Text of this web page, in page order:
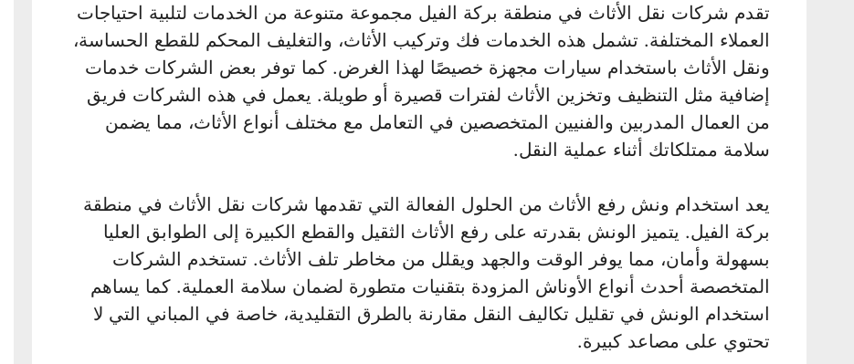
تقدم شركات نقل الأثاث في منطقة بركة الفيل مجموعة متنوعة من الخدمات لتلبية احتياجات
العملاء المختلفة. تشمل هذه الخدمات فك وتركيب الأثاث، والتغليف المحكم للقطع الحساسة،
ونقل الأثاث باستخدام سيارات مجهزة خصيصًا لهذا الغرض. كما توفر بعض الشركات خدمات
إضافية مثل التنظيف وتخزين الأثاث لفترات قصيرة أو طويلة. يعمل في هذه الشركات فريق
من العمال المدربين والفنيين المتخصصين في التعامل مع مختلف أنواع الأثاث، مما يضمن
سلامة ممتلكاتك أثناء عملية النقل.
يعد استخدام ونش رفع الأثاث من الحلول الفعالة التي تقدمها شركات نقل الأثاث في منطقة
بركة الفيل. يتميز الونش بقدرته على رفع الأثاث الثقيل والقطع الكبيرة إلى الطوابق العليا
بسهولة وأمان، مما يوفر الوقت والجهد ويقلل من مخاطر تلف الأثاث. تستخدم الشركات
المتخصصة أحدث أنواع الأوناش المزودة بتقنيات متطورة لضمان سلامة العملية. كما يساهم
استخدام الونش في تقليل تكاليف النقل مقارنة بالطرق التقليدية، خاصة في المباني التي لا
تحتوي على مصاعد كبيرة.